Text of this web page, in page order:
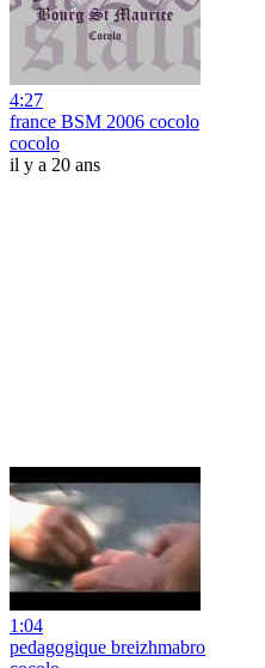
4:27
france BSM 2006 cocolo
cocolo
il y a 20 ans
1:04
pedagogique breizhmabro